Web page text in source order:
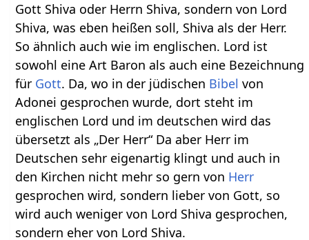
Gott Shiva oder Herrn Shiva, sondern von Lord
Shiva, was eben heißen soll, Shiva als der Herr.
So ähnlich auch wie im englischen. Lord ist
sowohl eine Art Baron als auch eine Bezeichnung
für Gott. Da, wo in der jüdischen Bibel von
Adonei gesprochen wurde, dort steht im
englischen Lord und im deutschen wird das
übersetzt als „Der Herr“ Da aber Herr im
Deutschen sehr eigenartig klingt und auch in
den Kirchen nicht mehr so gern von Herr
gesprochen wird, sondern lieber von Gott, so
wird auch weniger von Lord Shiva gesprochen,
sondern eher von Lord Shiva.